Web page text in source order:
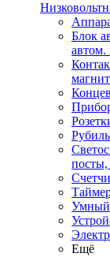
Блок
автом.
Ещё